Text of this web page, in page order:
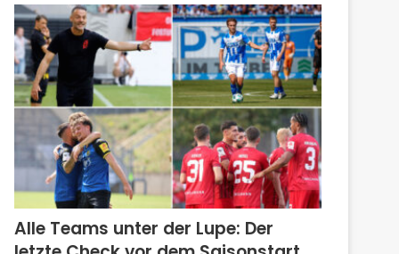
Alle Teams unter der Lupe: Der